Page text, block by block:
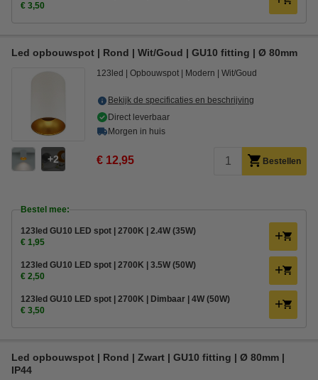
€ 3,50
Led opbouwspot | Rond | Wit/Goud | GU10 fitting | Ø 80mm
2
123led Opbouwspot Modern Wit/Goud
Bekijk de specificaties en beschrijving
Direct leverbaar
Morgen in huis
€ 12,95 Bestellen
Bestel mee:
123led GU10 LED spot | 2700K | 2.4W (35W)
€ 1,95
123led GU10 LED spot | 2700K | 3.5W (50W)
€ 2,50
123led GU10 LED spot | 2700K | Dimbaar | 4W (50W)
€ 3,50
Led opbouwspot | Rond | Zwart | GU10 fitting | Ø 80mm |
IP44